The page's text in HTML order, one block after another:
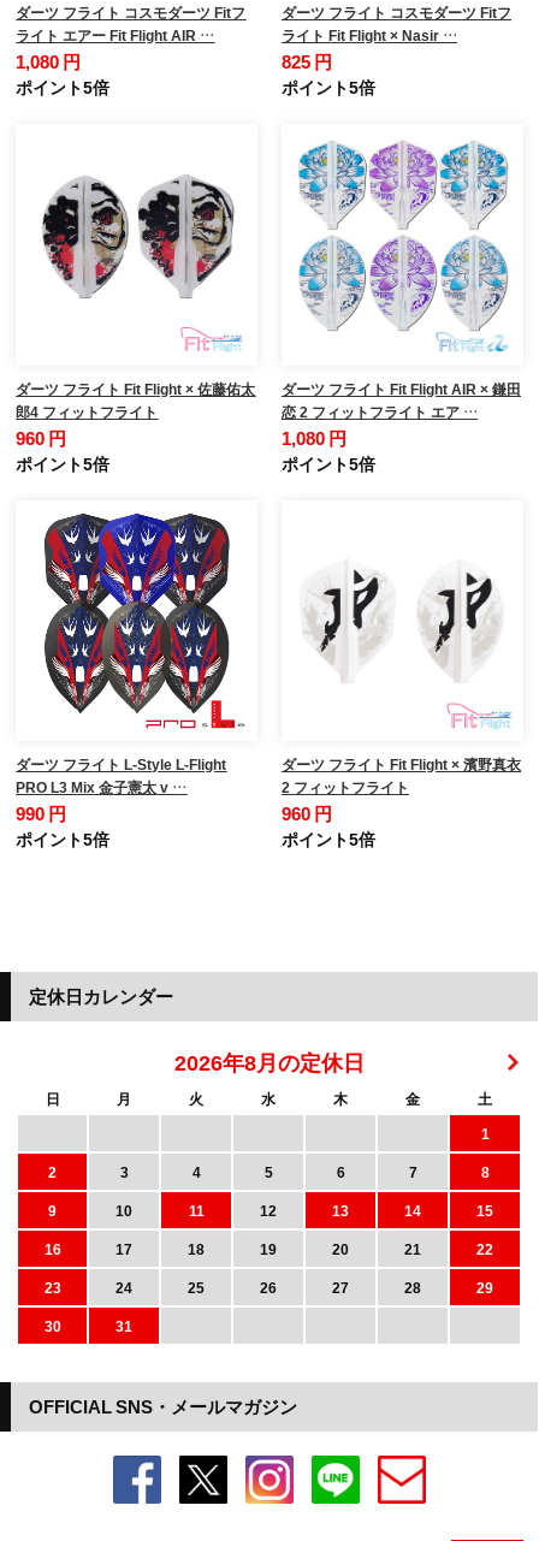
ダーツ フライト コスモダーツ Fitフ
ライト エアー Fit Flight AIR …
1,080 円
ポイント5倍
ダーツ フライト コスモダーツ Fitフ
ライト Fit Flight × Nasir …
825 円
ポイント5倍
ダーツ フライト Fit Flight × 佐藤佑太
郎4 フィットフライト
960 円
ポイント5倍
ダーツ フライト Fit Flight AIR × 鎌田
恋 2 フィットフライト エア …
1,080 円
ポイント5倍
ダーツ フライト L-Style L-Flight
PRO L3 Mix 金子憲太 v …
990 円
ポイント5倍
ダーツ フライト Fit Flight × 濱野真衣
2 フィットフライト
960 円
ポイント5倍
OFFICIAL SNS・メールマガジン
定休日カレンダー
2026年8月の定休日
日 月 火 水 木 金
土
1
2
3 4 5 6 7
8
9
10 11 12 13 14
15
16
17 18 19 20 21
22
23
24 25 26 27 28
29
30
31